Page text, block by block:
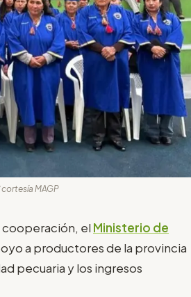
MAGP
cooperación, el Ministerio de
a productores de la provincia
pecuaria y los ingresos